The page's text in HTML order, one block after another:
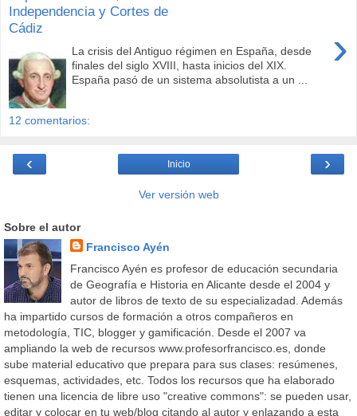
Independencia y Cortes de
Cádiz
›
La crisis del Antiguo régimen en España, desde
finales del siglo XVIII, hasta inicios del XIX.
España pasó de un sistema absolutista a un ...
12 comentarios:
‹ ›
Inicio
Ver versión web
Sobre el autor
Francisco Ayén
Francisco Ayén es profesor de educación secundaria
de Geografía e Historia en Alicante desde el 2004 y
autor de libros de texto de su especializadad. Además
ha impartido cursos de formación a otros compañeros en
metodología, TIC, blogger y gamificación. Desde el 2007 va
ampliando la web de recursos www.profesorfrancisco.es, donde
sube material educativo que prepara para sus clases: resúmenes,
esquemas, actividades, etc. Todos los recursos que ha elaborado
tienen una licencia de libre uso "creative commons": se pueden usar,
editar y colocar en tu web/blog citando al autor y enlazando a esta